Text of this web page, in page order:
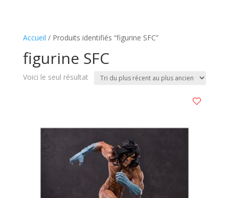
Accueil / Produits identifiés “figurine SFC”
figurine SFC
Voici le seul résultat